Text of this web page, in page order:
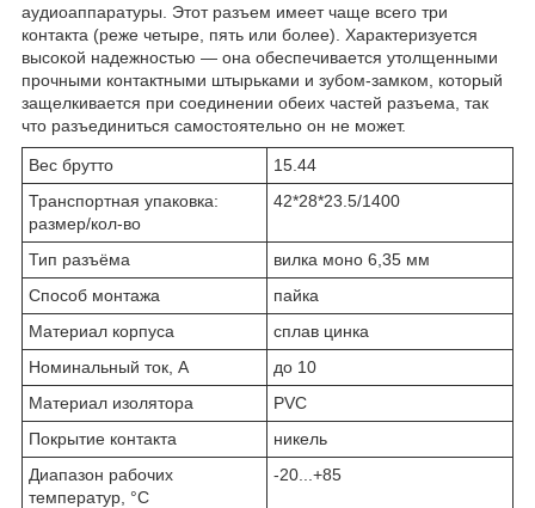
аудиоаппаратуры. Этот разъем имеет чаще всего три
контакта (реже четыре, пять или более). Характеризуется
высокой надежностью — она обеспечивается утолщенными
прочными контактными штырьками и зубом-замком, который
защелкивается при соединении обеих частей разъема, так
что разъединиться самостоятельно он не может.
Вес брутто
15.44
Транспортная упаковка:
размер/кол-во
42*28*23.5/1400
Тип разъёма
вилка моно 6,35 мм
Способ монтажа
пайка
Материал корпуса
сплав цинка
Номинальный ток, А
до 10
Материал изолятора
PVC
Покрытие контакта
никель
Диапазон рабочих
температур, °C
-20...+85